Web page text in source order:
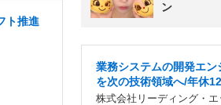
ト推進
ン
業務システムの開発エン
を次の技術領域へ/年休
株式会社リーディング・エ